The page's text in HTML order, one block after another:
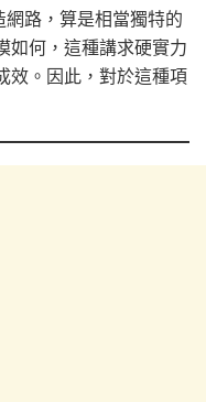
路，算是相當獨特的
如何，這種講求硬實力
效。因此，對於這種項